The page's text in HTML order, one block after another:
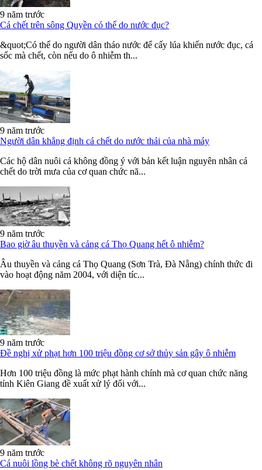
9 năm trước
Cá chết trên sông Quyền có thể do nước đục?
&quot;Có thể do người dân tháo nước để cấy lúa khiến nước đục, cá
sốc mà chết, còn nếu do ô nhiễm th...
9 năm trước
Người dân khẳng định cá chết do nước thải của nhà máy
Các hộ dân nuôi cá không đồng ý với bản kết luận nguyên nhân cá
chết do trời mưa của cơ quan chức nă...
9 năm trước
Bao giờ âu thuyền và cảng cá Thọ Quang hết ô nhiễm?
Âu thuyền và cảng cá Thọ Quang (Sơn Trà, Đà Nẵng) chính thức đi
vào hoạt động năm 2004, với diện tíc...
9 năm trước
Đề nghị xử phạt hơn 100 triệu đồng cơ sở thủy sản gây ô nhiễm
Hơn 100 triệu đồng là mức phạt hành chính mà cơ quan chức năng
tỉnh Kiên Giang đề xuất xử lý đối với...
9 năm trước
Cá nuôi lồng bè chết không rõ nguyên nhân